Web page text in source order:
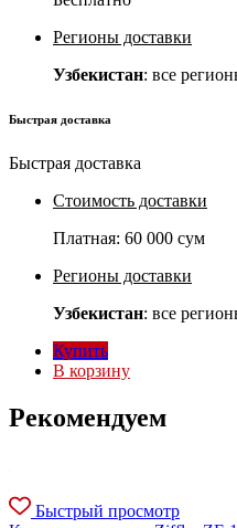
Регионы доставки
Узбекистан: все
Быстрая доставка
Быстрая доставка
Стоимость доставки
Платная: 60 000 сум
Регионы доставки
Узбекистан: все
Купить
В корзину
Рекомендуем
Быстрый просмотр